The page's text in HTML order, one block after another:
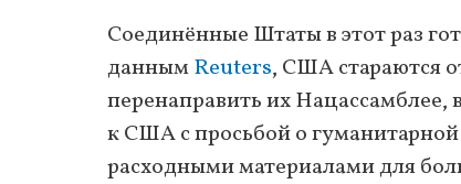
Соединённые Штаты в этот раз
даннымReuters, США стараются
перенаправить их
к США с просьбой о
расходными материалами для